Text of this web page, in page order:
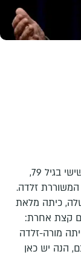
איך גדל סופר? עמוס עוז שהלך לעולמו ביום שישי בגיל 79,
זלדה.
כיתה מלאת
קצת אחרת:
מורה-זלדה
הנה יש כאן